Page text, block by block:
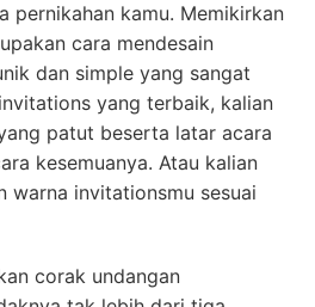
pernikahan kamu. Memikirkan
cara mendesain
dan simple yang sangat
yang terbaik, kalian
patut beserta latar acara
kesemuanya. Atau kalian
warna invitationsmu sesuai
corak undangan